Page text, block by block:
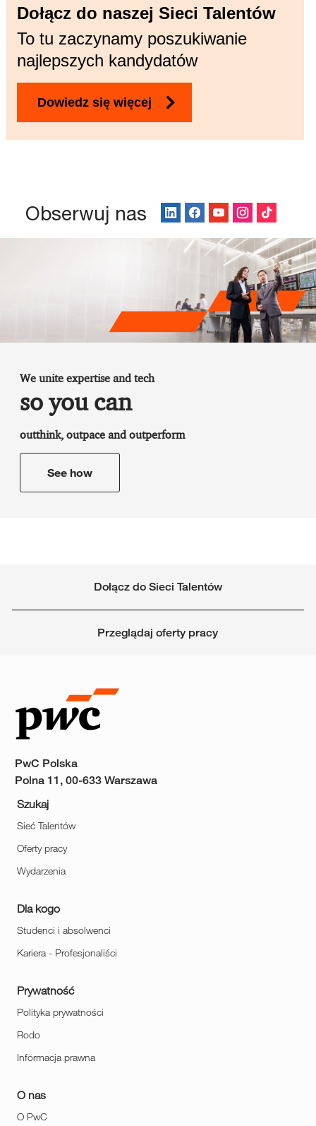
Dołącz do naszej Sieci Talentów
To tu zaczynamy poszukiwanie
najlepszych kandydatów
Dowiedz się więcej
Obserwuj nas
We unite expertise and tech
so you can
outthink, outpace and outperform
See how
Dołącz do Sieci Talentów
Przeglądaj oferty pracy
PwC Polska
Polna 11, 00-633 Warszawa
Szukaj
Sieć Talentów
Oferty pracy
Wydarzenia
Dla kogo
Studenci i absolwenci
Kariera - Profesjonaliści
Prywatność
Polityka prywatności
Rodo
Informacja prawna
O nas
O PwC